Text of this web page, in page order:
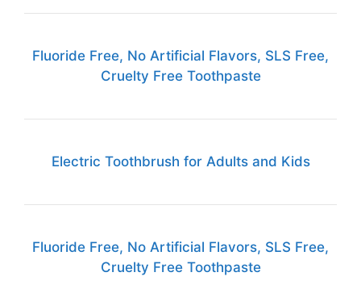
Fluoride Free, No Artificial Flavors, SLS Free,
Cruelty Free Toothpaste
Electric Toothbrush for Adults and Kids
Fluoride Free, No Artificial Flavors, SLS Free,
Cruelty Free Toothpaste